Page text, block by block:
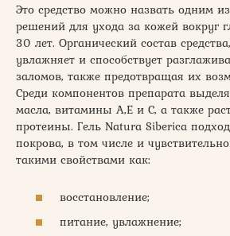
Это средство можно назвать одним
решений для ухода за кожей вокруг
30 лет. Органический состав
увлажняет и способствует
заломов, также предотвращая их
Среди компонентов препарата
масла, витамины А,Е и С, а также
протеины. Гель Natura Siberica
покрова, в том числе и
такими свойствами как:
восстановление;
питание, увлажнение;